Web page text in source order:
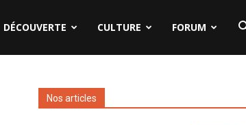
DÉCOUVERTE CULTURE FORUM
Nos articles